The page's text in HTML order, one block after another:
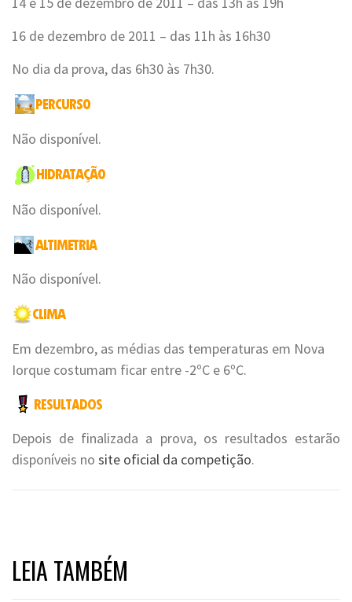
16 de dezembro de 2011 – das 11h às 16h30
No dia da prova, das 6h30 às 7h30.
Não disponível.
Não disponível.
Não disponível.
Em dezembro, as médias das temperaturas em Nova
Iorque costumam ficar entre -2ºC e 6ºC.
Depois de finalizada a prova, os resultados estarão
disponíveis no site oficial da competição.
LEIA TAMBÉM